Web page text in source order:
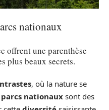
nationaux
offrent une parenthèse
plus beaux secrets.
, où la nature se
parcs nationaux sont des